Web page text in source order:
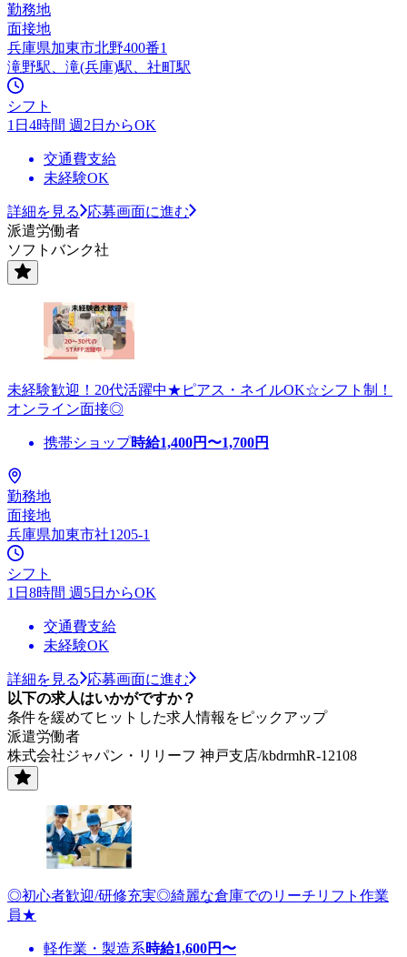
勤務地
面接地
兵庫県加東市北野400番1
滝野駅、滝(兵庫)駅、社町駅
シフト
1日4時間 週2日からOK
交通費支給
未経験OK
詳細を見る
応募画面に進む
派遣労働者
ソフトバンク社
未経験歓迎！20代活躍中★ピアス・ネイルOK☆シフト制！
オンライン面接◎
携帯ショップ時給1,400円〜1,700円
勤務地
面接地
兵庫県加東市社1205-1
シフト
1日8時間 週5日からOK
交通費支給
未経験OK
詳細を見る
応募画面に進む
以下の求人はいかがですか？
条件を緩めてヒットした求人情報をピックアップ
派遣労働者
株式会社ジャパン・リリーフ 神戸支店/kbdrmhR-12108
◎初心者歓迎/研修充実◎綺麗な倉庫でのリーチリフト作業
員★
軽作業・製造系時給1,600円〜